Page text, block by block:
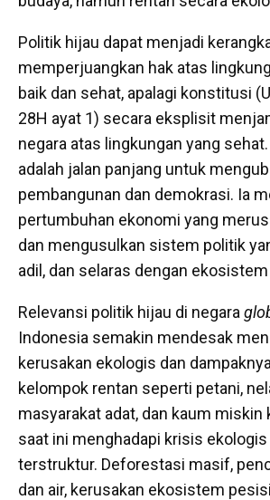
Politik hijau dapat menjadi
memperjuangkan hak atas
baik dan sehat, apalagi konstitusi
28H ayat 1) secara eksplisit
negara atas lingkungan yang
adalah jalan panjang untuk
pembangunan dan demokrasi. Ia
pertumbuhan ekonomi yang
dan mengusulkan sistem politik
adil, dan selaras dengan
Relevansi politik hijau di negara
Indonesia semakin mendesak
kerusakan ekologis dan
kelompok rentan seperti petani,
masyarakat adat, dan kaum miskin
saat ini menghadapi krisis
terstruktur. Deforestasi masif,
dan air, kerusakan ekosistem